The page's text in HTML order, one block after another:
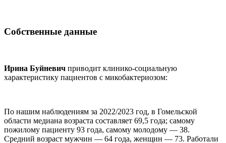
Собственные данные
Ирина Буйневич приводит клинико-социальную
характеристику пациентов с микобактериозом:
По нашим наблюдениям за 2022/2023 год, в Гомельской
области медиана возраста составляет 69,5 года; самому
пожилому пациенту 93 года, самому молодому — 38.
Средний возраст мужчин — 64 года, женщин — 73. Работали